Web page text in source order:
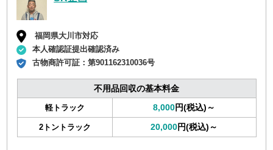
福岡県大川市対応
本人確認証提出確認済み
古物商許可証：第901162310036号
不用品回収の基本料金
軽トラック 8,000円(税込)～
2トントラック 20,000円(税込)～